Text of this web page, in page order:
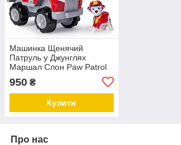
Машинка Щенячий
Патруль у Джунглях
Маршал Слон Paw Patrol
Elephant Vehicle
950 ₴
Купити
Про нас